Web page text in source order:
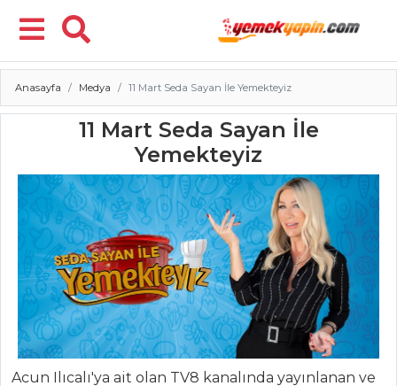
Menü
Anasayfa Medya 11 Mart Seda Sayan İle Yemekteyiz
11 Mart Seda Sayan İle
Yemekteyiz
Acun Ilıcalı'ya ait olan TV8 kanalında yayınlanan ve